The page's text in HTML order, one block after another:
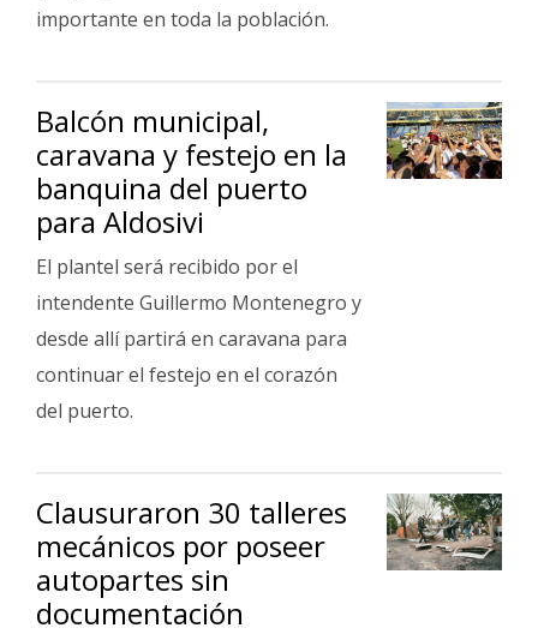
importante en toda la población.
Balcón municipal,
caravana y festejo en la
banquina del puerto
para Aldosivi
El plantel será recibido por el
intendente Guillermo Montenegro y
desde allí partirá en caravana para
continuar el festejo en el corazón
del puerto.
Clausuraron 30 talleres
mecánicos por poseer
autopartes sin
documentación